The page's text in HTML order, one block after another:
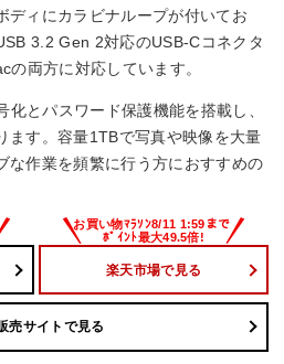
ディにカラビナループが付いてお
3.2 Gen 2対応のUSB-Cコネクタ
両方に対応しています。
とパスワード保護機能を搭載し、
ます。容量1TBで写真や映像を大量
な作業を頻繁に行う方におすすめの
楽天市場で見る
売サイトで見る